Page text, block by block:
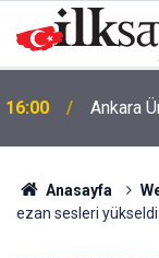
16:00 Ankara
Anasayfa
ezan sesleri